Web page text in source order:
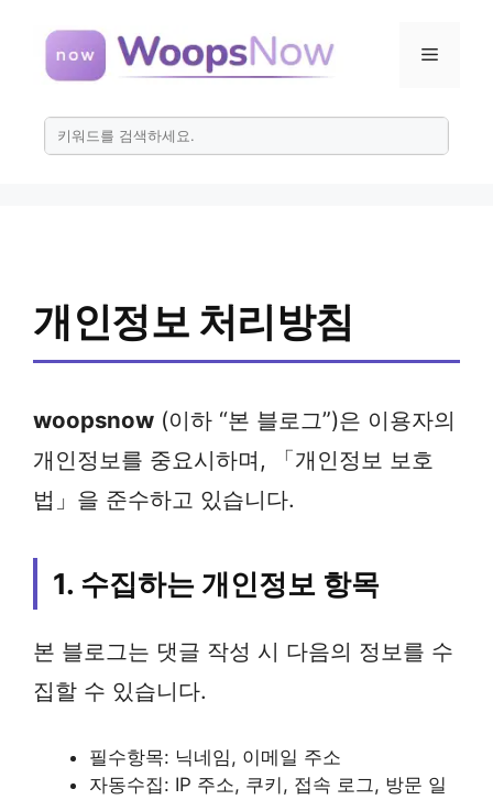
메
뉴
개인정보 처리방침
woopsnow (이하 “본 블로그”)은 이용자의
개인정보를 중요시하며, 「개인정보 보호
법」을 준수하고 있습니다.
1. 수집하는 개인정보 항목
본 블로그는 댓글 작성 시 다음의 정보를 수
집할 수 있습니다.
필수항목: 닉네임, 이메일 주소
자동수집: IP 주소, 쿠키, 접속 로그, 방문 일